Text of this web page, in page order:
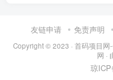
友链申请 免责声明
Copyright © 2023 · 首码项目网
网 ·
琼ICP